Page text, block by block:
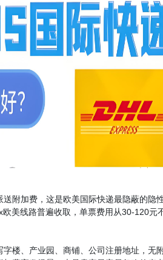
附加费，这是欧美国际快递最隐蔽的
美线路普遍收取，单票费用从30-120
、产业园、商铺、公司注册地址，无